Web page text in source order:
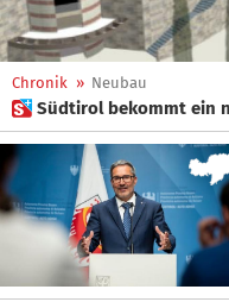
Chronik » Neubau
 Südtirol bekommt ein